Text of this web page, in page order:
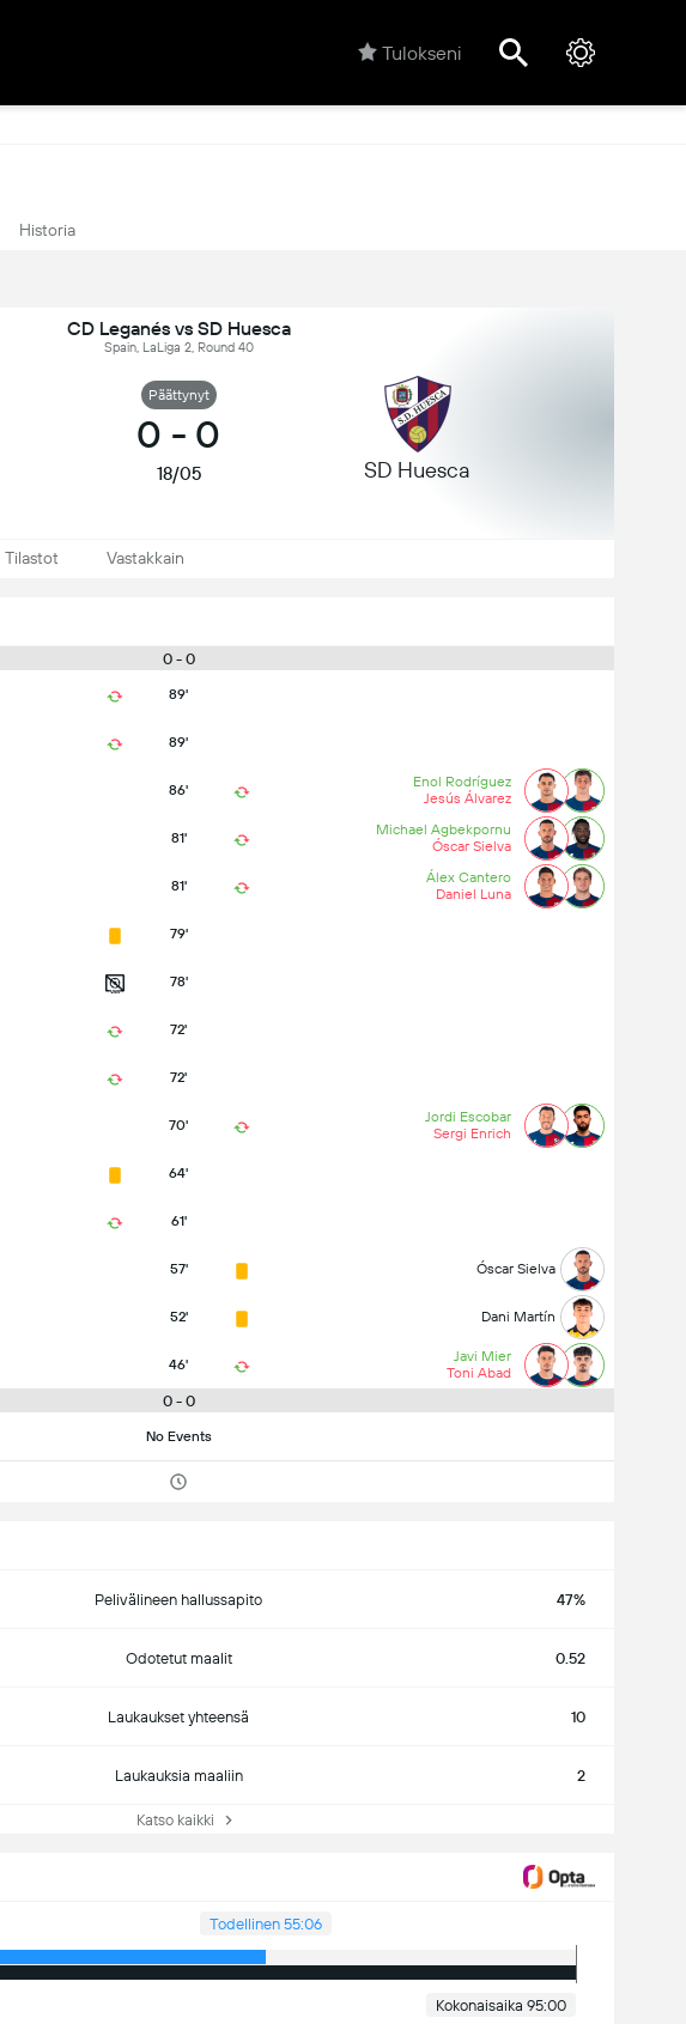
Tulokseni
Historia
CD Leganés vs SD Huesca
Spain, LaLiga 2, Round 40
Päättynyt
0 - 0
18/05 SD Huesca
Tilastot Vastakkain
0 - 0
89'
89'
86'
Enol Rodríguez
Jesús Álvarez
81'
Michael Agbekpornu
Óscar Sielva
81'
Álex Cantero
Daniel Luna
79'
78'
72'
72'
70'
Jordi Escobar
Sergi Enrich
64'
61'
57' Óscar Sielva
52' Dani Martín
46'
Javi Mier
Toni Abad
0 - 0
No Events
Pelivälineen hallussapito 47%
Odotetut maalit 0.52
Laukaukset yhteensä 10
Laukauksia maaliin 2
Katso kaikki
Todellinen 55:06
Kokonaisaika 95:00